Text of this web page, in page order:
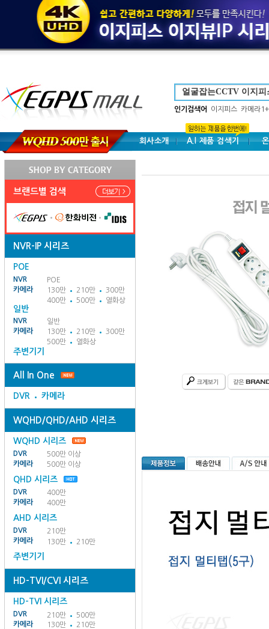
인기검색어 이지피스 카메라
회사소개 A.I 제품 검색기
브랜드별 검색
NVR-IP 시리즈
POE
NVR
POE
카메라
130만 210만
300만
400만
500만 열화상
일반
NVR
일반
카메라
130만 210만
300만
500만
열화상
주변기기
All In One
DVR 카메라
WQHD/QHD/AHD 시리즈
WQHD 시리즈
DVR
500만 이상
카메라
500만 이상
QHD 시리즈
DVR
400만
카메라
400만
AHD 시리즈
DVR
210만
카메라
130만 210만
주변기기
HD-TVI/CVI 시리즈
HD-TVI 시리즈
DVR 210만
500만
카메라
130만
210만